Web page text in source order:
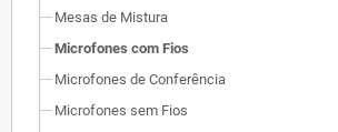
Mesas de Mistura
Microfones com Fios
Microfones de Conferência
Microfones sem Fios